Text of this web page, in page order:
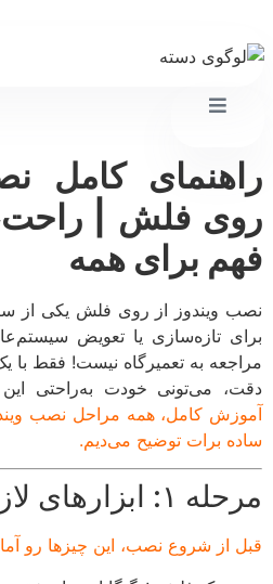
راهنمای کامل
روی فلش |
فهم برای همه
نصب ویندوز از روی فلش یکی از
دقت، می‌تونی خودت به‌راحتی
آموزش کامل، همه مراحل نصب
ساده برات توضیح می‌دیم.
مرحله ۱: ابزارهای لازم برای شروع
قبل از شروع نصب، این چیزها رو